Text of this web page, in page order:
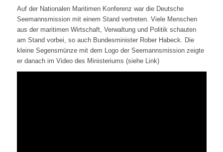
Auf der Nationalen Maritimen Konferenz war die Deutsche
Seemannsmission mit einem Stand vertreten. Viele Menschen
aus der maritimen Wirtschaft, Verwaltung und Politik schauten
am Stand vorbei, so auch Bundesminister Rober Habeck. Die
kleine Segensmünze mit dem Logo der Seemannsmission zeigte
er danach im Video des Ministeriums (siehe Link)